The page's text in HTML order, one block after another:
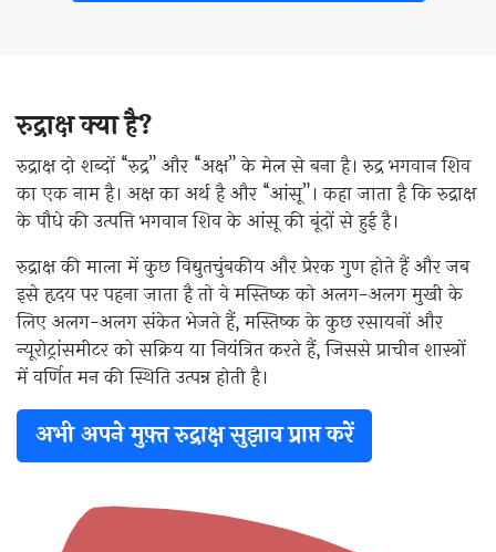
रुद्राक्ष क्या है?
रुद्राक्ष दो शब्दों “रुद्र” और “अक्ष” के मेल से बना है। रुद्र भगवान शिव
का एक नाम है। अक्ष का अर्थ है और “आंसू”। कहा जाता है कि रुद्राक्ष
के पौधे की उत्पत्ति भगवान शिव के आंसू की बूंदों से हुई है।
रुद्राक्ष की माला में कुछ विद्युतचुंबकीय और प्रेरक गुण होते हैं और जब
इसे हृदय पर पहना जाता है तो वे मस्तिष्क को अलग-अलग मुखी के
लिए अलग-अलग संकेत भेजते हैं, मस्तिष्क के कुछ रसायनों और
न्यूरोट्रांसमीटर को सक्रिय या नियंत्रित करते हैं, जिससे प्राचीन शास्त्रों
में वर्णित मन की स्थिति उत्पन्न होती है।
अभी अपने मुफ़्त रुद्राक्ष सुझाव प्राप्त करें